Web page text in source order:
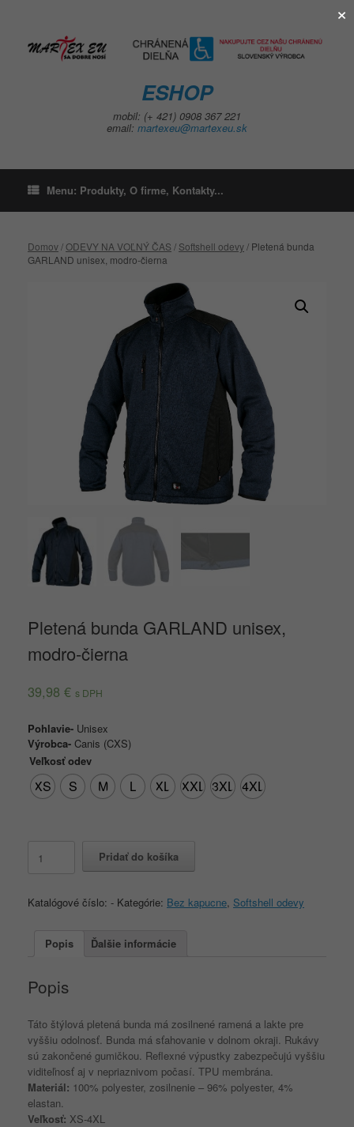
ESHOP
mobil: (+ 421) 0908 367 221
email: martexeu@martexeu.sk
Menu: Produkty, O firme, Kontakty...
Domov/ODEVY NA VOĽNÝ ČAS / Softshell odevy/ Pletená bunda
GARLAND unisex, modro-čierna
Pletená bunda GARLAND unisex,
modro-čierna
39,98 € s DPH
Pohlavie- Unisex
Výrobca- Canis (CXS)
Veľkosť odev
XS S M L XL XXL 3XL 4XL
Pletená
unisex,
čierna
Pridať do košíka
Katalógové číslo: - Kategórie: Bez kapucne Softshell odevy
Popis Ďalšie informácie
Popis
Táto štýlová pletená bunda má zosilnené ramená a lakte pre
vyššiu odolnosť. Bunda má sťahovanie v dolnom okraji. Rukávy
sú zakončené gumičkou. Reflexné výpustky zabezpečujú vyššiu
viditeľnosť aj v nepriaznivom počasí. TPU membrána.
Materiál: 100% polyester, zosilnenie – 96% polyester, 4%
elastan.
Veľkosť: XS-4XL
×